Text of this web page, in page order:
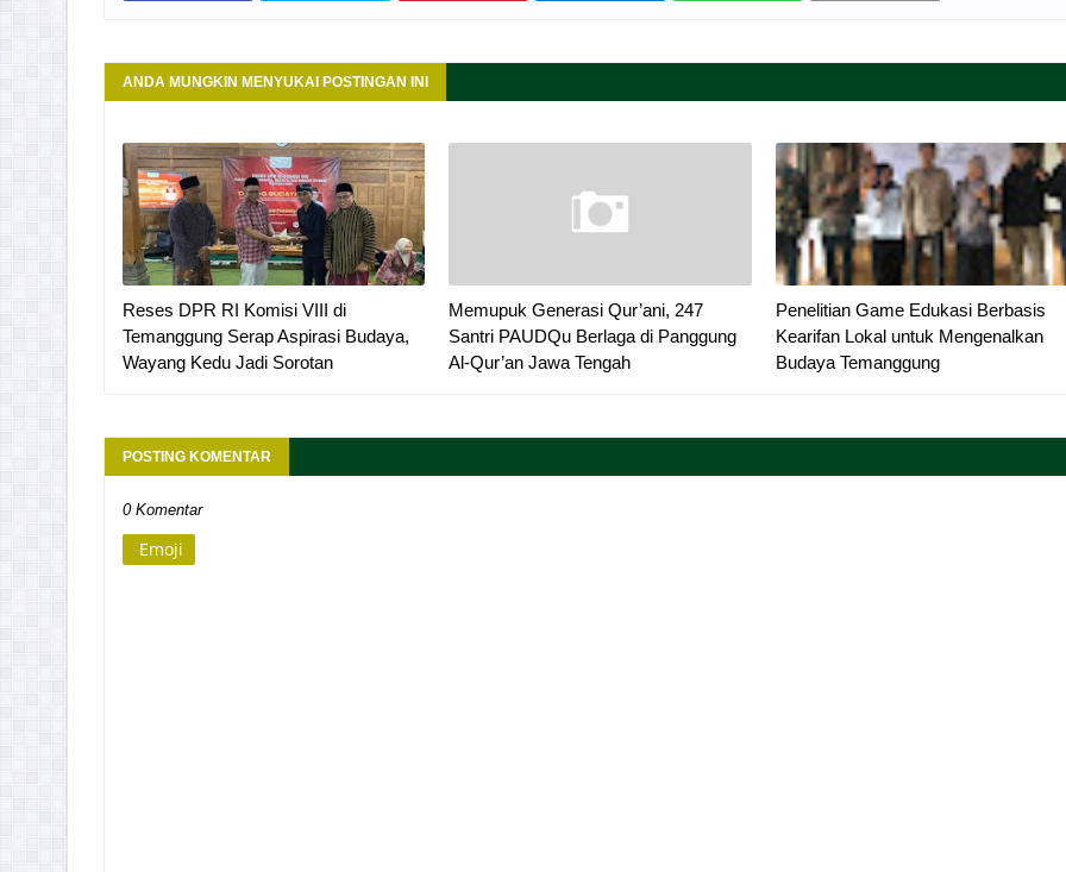
ANDA MUNGKIN MENYUKAI POSTINGAN INI
Reses DPR RI Komisi VIII di
Temanggung Serap Aspirasi Budaya,
Wayang Kedu Jadi Sorotan
Memupuk Generasi Qur’ani, 247
Santri PAUDQu Berlaga di Panggung
Al-Qur’an Jawa Tengah
Penelitian Game Edukasi Berbasis
Kearifan Lokal untuk Mengenalkan
Budaya Temanggung
POSTING KOMENTAR
0 Komentar
Emoji